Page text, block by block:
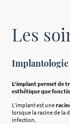
Les
L‘implant permet de
esthétique que
L’implant est une
lorsque la racine de la
infection.